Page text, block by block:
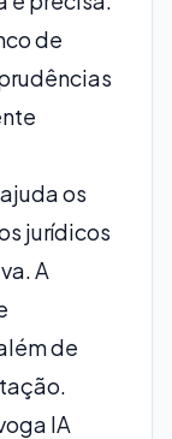
de
os
jurídicos
A
de
IA